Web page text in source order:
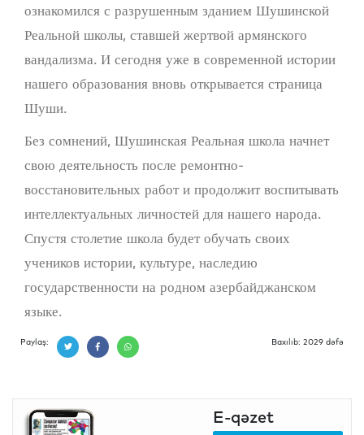
ознакомился с разрушенным зданием Шушинской
Реальной школы, ставшей жертвой армянского
вандализма. И сегодня уже в современной истории
нашего образования вновь открывается страница
Шуши.
Без сомнений, Шушинская Реальная школа начнет
свою деятельность после ремонтно-
восстановительных работ и продолжит воспитывать
интеллектуальных личностей для нашего народа.
Спустя столетие школа будет обучать своих
учеников истории, культуре, наследию
государственности на родном азербайджанском
языке.
Paylaş: Baxılıb: 2029 dəfə
E-qəzet